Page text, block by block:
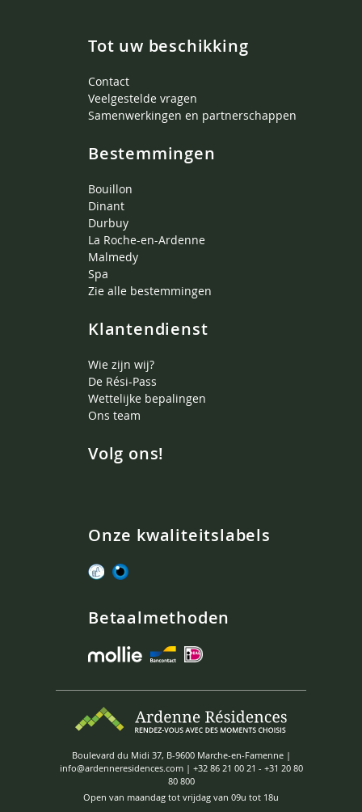
Tot uw beschikking
Contact
Veelgestelde vragen
Samenwerkingen en partnerschappen
Bestemmingen
Bouillon
Dinant
Durbuy
La Roche-en-Ardenne
Malmedy
Spa
Zie alle bestemmingen
Klantendienst
Wie zijn wij?
De Rési-Pass
Wettelijke bepalingen
Ons team
Volg ons!
Onze kwaliteitslabels
Betaalmethoden
Boulevard du Midi 37, B-9600 Marche-en-Famenne |
info@ardenneresidences.com| +32 86 21 00 21 - +31 20 80
80 800
Open van maandag tot vrijdag van 09u tot 18u